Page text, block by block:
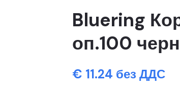
Bluering
оп.100
€ 11.24 без ДДС